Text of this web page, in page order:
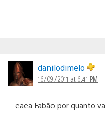
danilodimelo
16/09/2011 at 6:41 PM
eaea Fabão por quanto